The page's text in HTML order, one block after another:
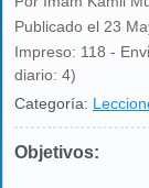
Publicado el 23
Impreso: 118 -
diario: 4)
Categoría:
Objetivos: